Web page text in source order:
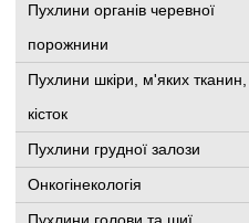
Пухлини органів черевної
порожнини
Пухлини шкіри, м'яких тканин,
кісток
Пухлини грудної залози
Онкогінекологія